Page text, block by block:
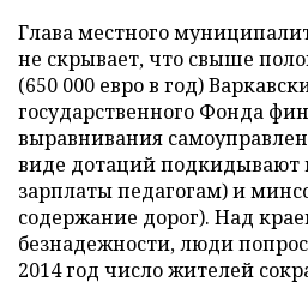
Глава местного
не скрывает, что свыше
(650 000 евро в год)
государственного Фонда
выравнивания
виде дотаций подкидывают
зарплаты педагогам) и
содержание дорог). Над
безнадежности, люди
2014 год число жителей